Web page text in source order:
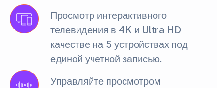
Просмотр интерактивного
телевидения в 4K и Ultra HD
качестве на 5 устройствах под
единой учетной записью.
Управляйте просмотром